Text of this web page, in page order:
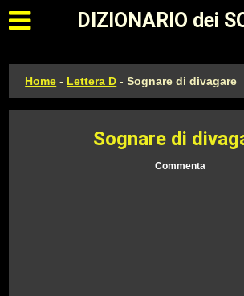
Apri il menu
DIZIONARIO dei
Home - Lettera D -Sognare di divagare
Sognare di
Commenta